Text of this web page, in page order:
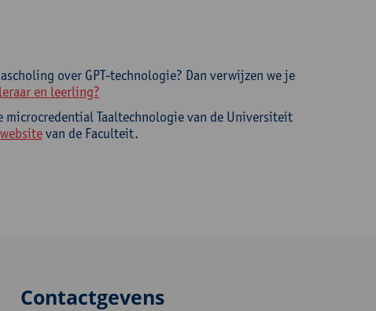
over GPT-technologie? Dan verwijzen we je
en leerling?
Taaltechnologie van de Universiteit
websitevan de Faculteit.
Contactgevens